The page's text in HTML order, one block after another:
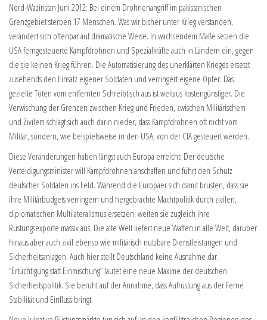
Nord-Waziristan Juni 2012: Bei einem Drohnenangriff im pakistanischen
Grenzgebiet sterben 17 Menschen. Was wir bisher unter Krieg verstanden,
verändert sich offenbar auf dramatische Weise. In wachsendem Maße setzen die
USA ferngesteuerte Kampfdrohnen und Spezialkräfte auch in Ländern ein, gegen
die sie keinen Krieg führen. Die Automatisierung des unerklärten Krieges ersetzt
zusehends den Einsatz eigener Soldaten und verringert eigene Opfer. Das
gezielte Töten vom entfernten Schreibtisch aus ist weitaus kostengünstiger. Die
Verwischung der Grenzen zwischen Krieg und Frieden, zwischen Militärischem
und Zivilem schlägt sich auch darin nieder, dass Kampfdrohnen oft nicht vom
Militär, sondern, wie beispielsweise in den USA, von der CIA gesteuert werden.
Diese Veränderungen haben längst auch Europa erreicht: Der deutsche
Verteidigungsminister will Kampfdrohnen anschaffen und führt den Schutz
deutscher Soldaten ins Feld. Während die Europäer sich damit brüsten, dass sie
ihre Militärbudgets verringern und hergebrachte Machtpolitik durch zivilen,
diplomatischen Multilateralismus ersetzen, weiten sie zugleich ihre
Rüstungsexporte massiv aus. Die alte Welt liefert neue Waffen in alle Welt, darüber
hinaus aber auch zivil ebenso wie militärisch nutzbare Dienstleistungen und
Sicherheitsanlagen. Auch hier stellt Deutschland keine Ausnahme dar.
“Ertüchtigung statt Einmischung” lautet eine neue Maxime der deutschen
Sicherheitspolitik. Sie beruht auf der Annahme, dass Aufrüstung aus der Ferne
Stabilität und Einfluss bringt.